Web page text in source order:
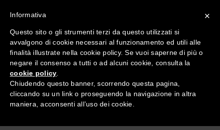
Tutte le categorie
×
Informativa
Questo sito o gli strumenti terzi da questo utilizzati si
avvalgono di cookie necessari al funzionamento ed utili alle
finalità illustrate nella cookie policy. Se vuoi saperne di più o
negare il consenso a tutti o ad alcuni cookie, consulta la
cookie policy
Chiudendo questo banner, scorrendo questa pagina,
cliccando su un link o proseguendo la navigazione in altra
maniera, acconsenti all’uso dei cookie.